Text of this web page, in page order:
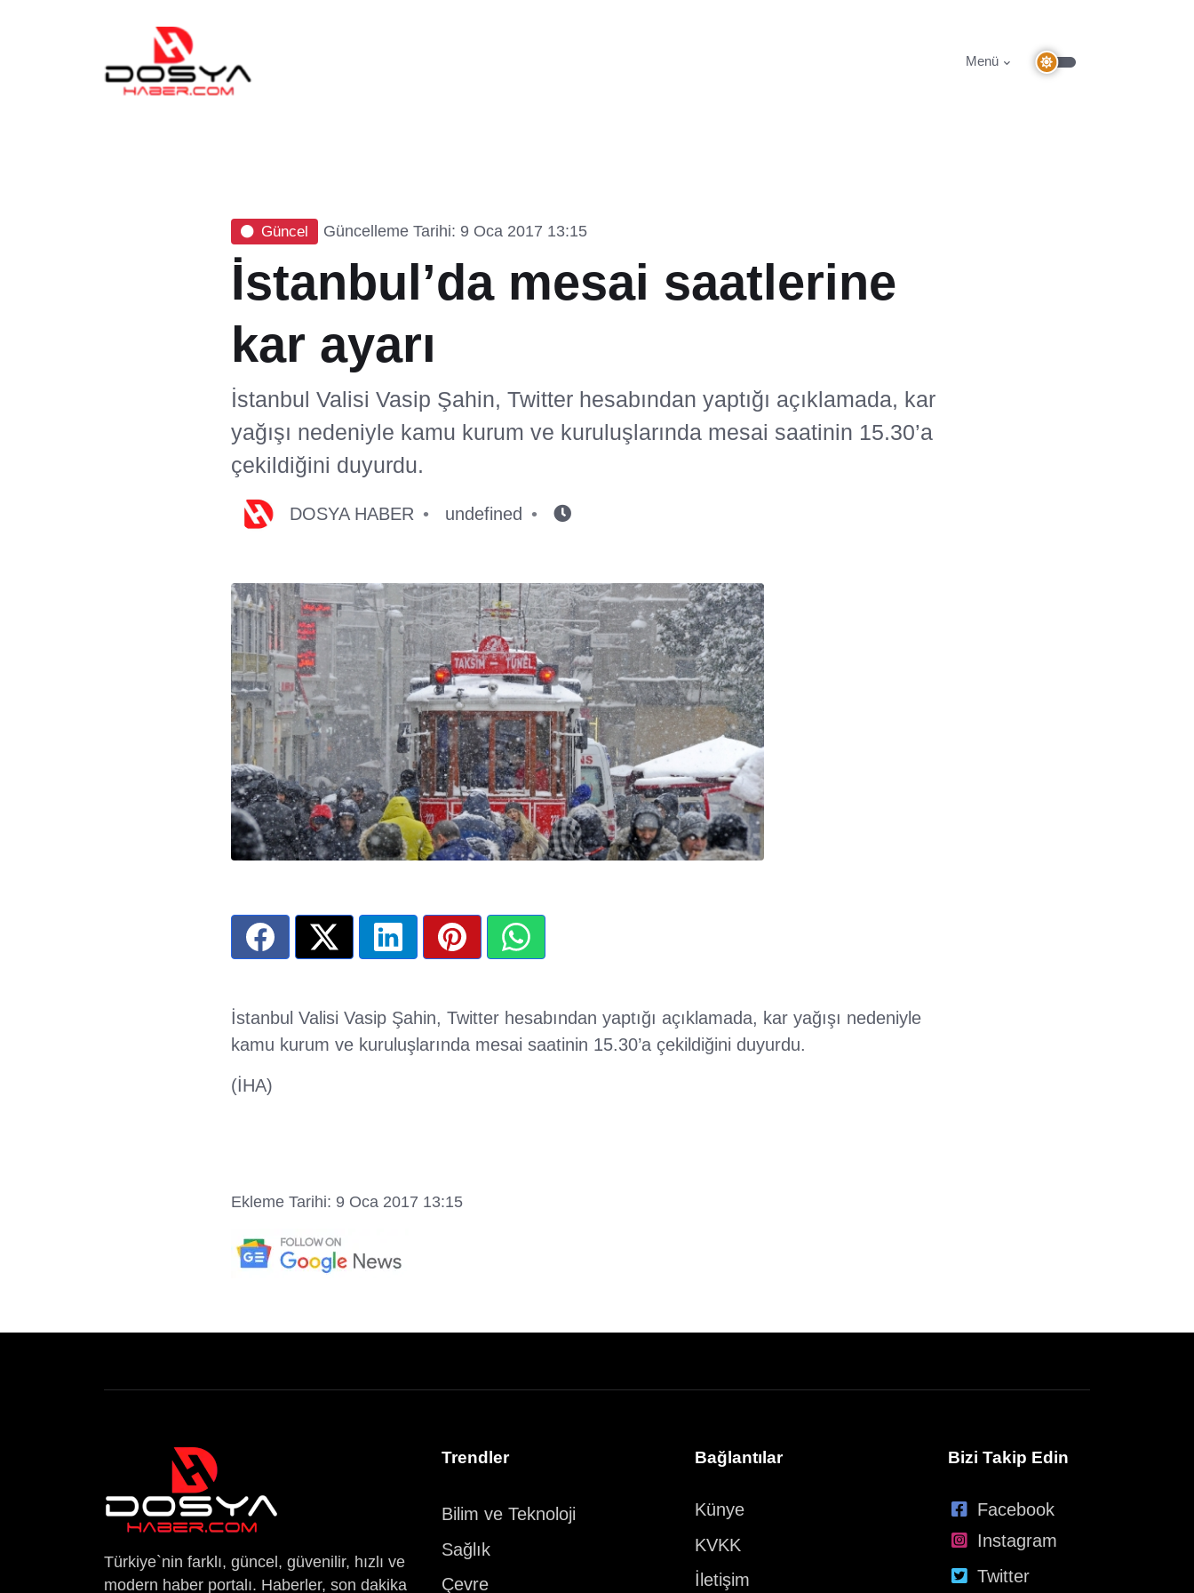
Menü
Güncel Güncelleme Tarihi: 9 Oca 2017 13:15
İstanbul’da mesai saatlerine
kar ayarı
İstanbul Valisi Vasip Şahin, Twitter hesabından yaptığı açıklamada, kar
yağışı nedeniyle kamu kurum ve kuruluşlarında mesai saatinin 15.30’a
çekildiğini duyurdu.
DOSYA HABER undefined
İstanbul Valisi Vasip Şahin, Twitter hesabından yaptığı açıklamada, kar yağışı nedeniyle
kamu kurum ve kuruluşlarında mesai saatinin 15.30’a çekildiğini duyurdu.
(İHA)
Ekleme Tarihi: 9 Oca 2017 13:15
Türkiye`nin farklı, güncel, güvenilir, hızlı ve
modern haber portalı. Haberler, son dakika
Trendler
Bilim ve Teknoloji
Sağlık
Çevre
Bağlantılar
Künye
KVKK
İletişim
Bizi Takip Edin
Facebook
Instagram
Twitter